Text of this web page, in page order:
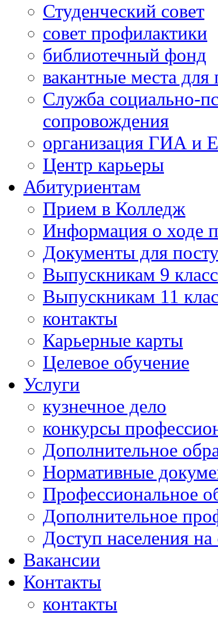
Студенческий совет
совет профилактики
библиотечный фонд
вакантные места
Служба социально-
сопровождения
организация ГИА и
Центр карьеры
Абитуриентам
Прием в Колледж
Информация о ходе
Документы для
Выпускникам 9
Выпускникам 11
контакты
Карьерные карты
Целевое обучение
Услуги
кузнечное дело
конкурсы
Дополнительное
Нормативные
Профессиональное
Дополнительное
Доступ населения
Вакансии
Контакты
контакты